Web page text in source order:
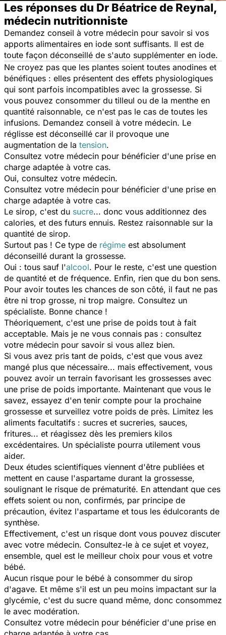
Les réponses du Dr Béatrice de Reynal,
médecin nutritionniste
Demandez conseil à votre médecin pour savoir si vos
apports alimentaires en iode sont suffisants. Il est de
toute façon déconseillé de s'auto supplémenter en iode.
Ne croyez pas que les plantes soient toutes anodines et
bénéfiques : elles présentent des effets physiologiques
qui sont parfois incompatibles avec la grossesse. Si
vous pouvez consommer du tilleul ou de la menthe en
quantité raisonnable, ce n'est pas le cas de toutes les
infusions. Demandez conseil à votre médecin. Le
réglisse est déconseillé car il provoque une
augmentation de la tension.
Consultez votre médecin pour bénéficier d'une prise en
charge adaptée à votre cas.
Oui, consultez votre médecin.
Consultez votre médecin pour bénéficier d'une prise en
charge adaptée à votre cas.
Le sirop, c'est du sucre... donc vous additionnez des
calories, et des futurs ennuis. Restez raisonnable sur la
quantité de sirop.
Surtout pas ! Ce type de régime est absolument
déconseillé durant la grossesse.
Oui : tous sauf l'alcool. Pour le reste, c'est une question
de quantité et de fréquence. Enfin, rien que du bon sens.
Pour avoir toutes les chances de son côté, il faut ne pas
être ni trop grosse, ni trop maigre. Consultez un
spécialiste. Bonne chance !
Théoriquement, c'est une prise de poids tout à fait
acceptable. Mais je ne vous connais pas : consultez
votre médecin pour savoir si vous allez bien.
Si vous avez pris tant de poids, c'est que vous avez
mangé plus que nécessaire... mais effectivement, vous
pouvez avoir un terrain favorisant les grossesses avec
une prise de poids importante. Maintenant que vous le
savez, essayez d'en tenir compte pour la prochaine
grossesse et surveillez votre poids de près. Limitez les
aliments facultatifs : sucres et sucreries, sauces,
fritures... et réagissez dès les premiers kilos
excédentaires. Un spécialiste pourra utilement vous
aider.
Deux études scientifiques viennent d'être publiées et
mettent en cause l'aspartame durant la grossesse,
soulignant le risque de prématurité. En attendant que ces
effets soient ou non, confirmés, par principe de
précaution, évitez l'aspartame et tous les édulcorants de
synthèse.
Effectivement, c'est un risque dont vous pouvez discuter
avec votre médecin. Consultez-le à ce sujet et voyez,
ensemble, quel est le meilleur choix pour vous et votre
bébé.
Aucun risque pour le bébé à consommer du sirop
d'agave. Et même s'il est un peu moins impactant sur la
glycémie, c'est du sucre quand même, donc consommez
le avec modération.
Consultez votre médecin pour bénéficier d'une prise en